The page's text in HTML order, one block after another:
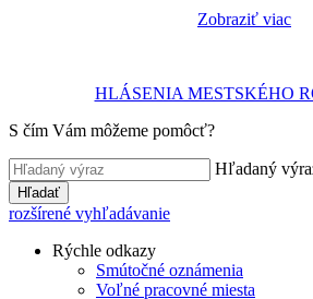
Zobraziť viac
HLÁSENIA MESTSKÉHO
S čím Vám môžeme pomôcť?
Hľadaný
Hľadať
rozšírené vyhľadávanie
Rýchle odkazy
Smútočné oznámenia
Voľné pracovné miesta